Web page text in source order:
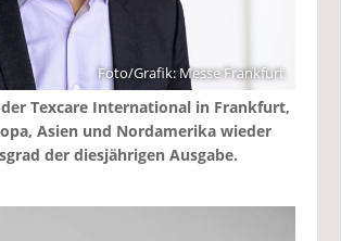
Foto/Grafik: Messe Frankfurt
Texcare International in Frankfurt,
Asien und Nordamerika wieder
der diesjährigen Ausgabe.